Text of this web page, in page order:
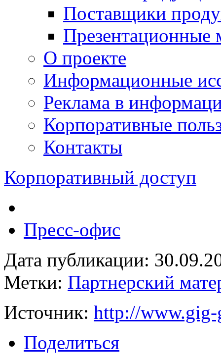
Поставщики
Презентационные
О проекте
Информационные
Реклама в
Корпоративные
Контакты
Корпоративный доступ
Пресс-офис
Дата публикации:
Метки: Партнерский
Источник: http://www.gig-
Поделиться